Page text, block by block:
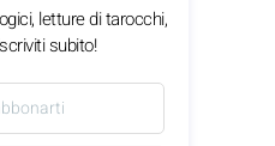
letture di tarocchi,
subito!